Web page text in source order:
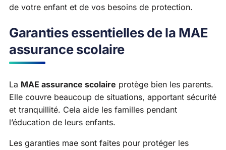
de votre enfant et de vos besoins de protection.
Garanties essentielles de la MAE
assurance scolaire
La MAE assurance scolaire protège bien les parents.
Elle couvre beaucoup de situations, apportant sécurité
et tranquillité. Cela aide les familles pendant
l’éducation de leurs enfants.
Les garanties mae sont faites pour protéger les